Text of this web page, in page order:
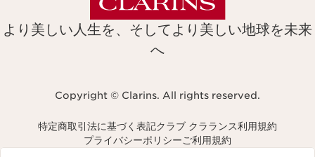
より美しい人生を、そしてより美しい地球を未来
へ
Copyright © Clarins. All rights reserved.
特定商取引法に基づく表記クラブ クラランス利用規約
プライバシーポリシーご利用規約
Navigates to